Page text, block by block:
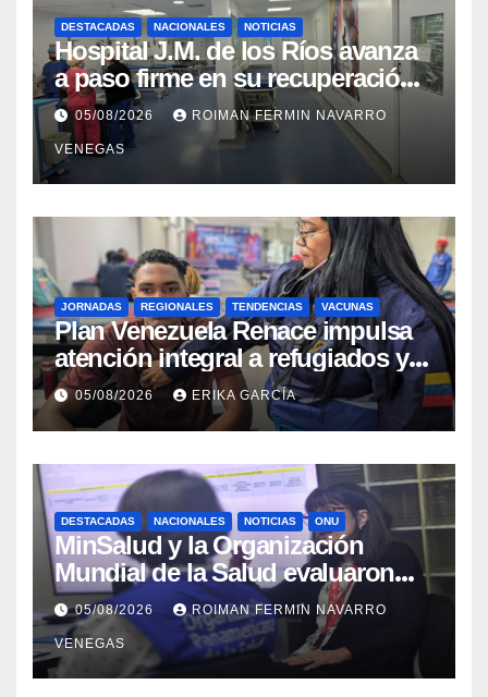
DESTACADAS NACIONALES NOTICIAS
Hospital J.M. de los Ríos avanza
a paso firme en su recuperación
tras los recientes eventos
sísmicos
05/08/2026 ROIMAN FERMIN NAVARRO
VENEGAS
JORNADAS REGIONALES TENDENCIAS VACUNAS
​Plan Venezuela Renace impulsa
atención integral a refugiados y
evaluación de vacunación en
Aragua
05/08/2026 ERIKA GARCÍA
DESTACADAS NACIONALES NOTICIAS ONU
MinSalud y la Organización
Mundial de la Salud evaluaron
propuesta técnica integral en
materia de agua saneamiento e
higiene ante contingencia
sísmica
05/08/2026 ROIMAN FERMIN NAVARRO
VENEGAS